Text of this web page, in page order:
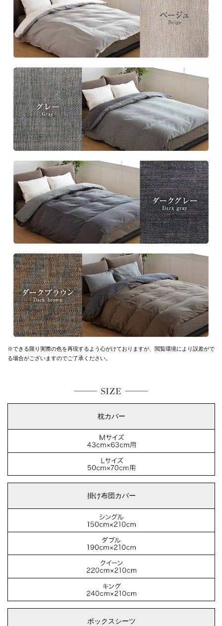
※できる限り実際の色を再現するよう心がけておりますが、 閲覧環境により誤差がで
る場合がございますのでご了承ください。
枕カバー
掛け布団カバー
ボックスシーツ